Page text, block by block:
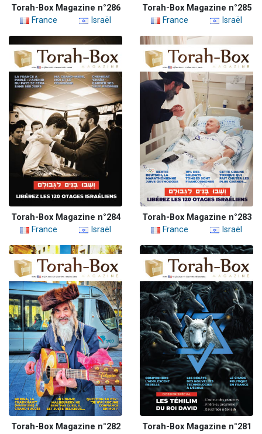
Torah-Box Magazine n°286
France
Israël
Torah-Box Magazine n°285
France
Israël
Torah-Box Magazine n°284
France
Israël
Torah-Box Magazine n°283
France
Israël
Torah-Box Magazine n°282
Torah-Box Magazine n°281